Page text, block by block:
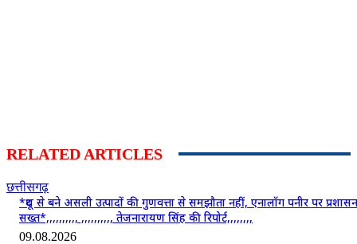
RELATED ARTICLES
छत्तीसगढ़
*दूध से बने असली उत्पादों की गुणवत्ता से समझौता नहीं, एनालॉग पनीर पर प्रशासन
सख्त*,,,,,,,,,, ,,,,,,,,,, तेजनारायण सिंह की रिपोर्ट,,,,,,,,
09.08.2026